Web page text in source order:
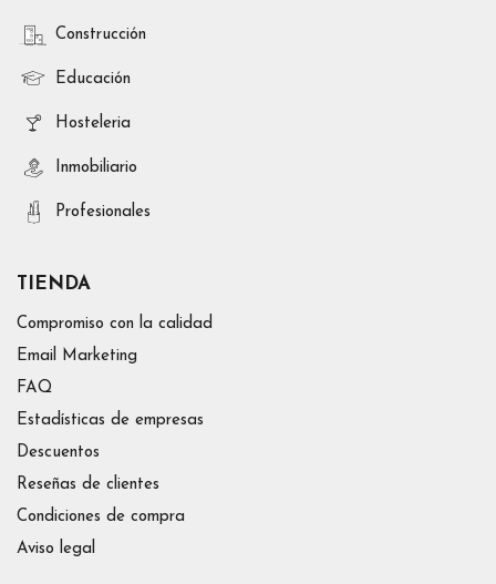
Construcción
Educación
Hosteleria
Inmobiliario
Profesionales
TIENDA
Compromiso con la calidad
Email Marketing
FAQ
Estadísticas de empresas
Descuentos
Reseñas de clientes
Condiciones de compra
Aviso legal